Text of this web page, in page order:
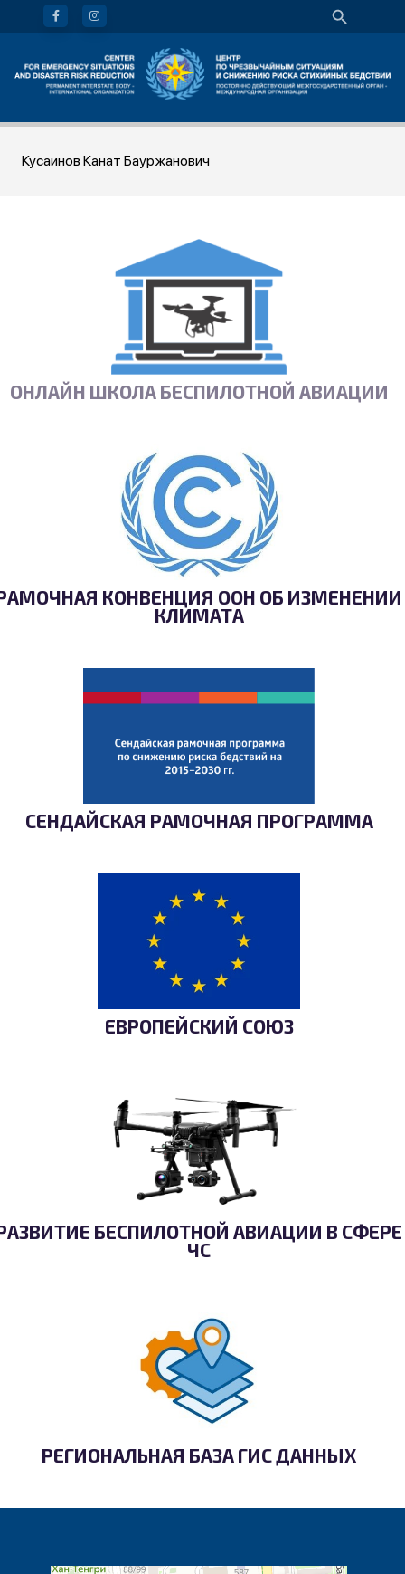
Кусаинов Канат Бауржанович
ОНЛАЙН ШКОЛА БЕСПИЛОТНОЙ АВИАЦИИ
КОНВЕНЦИЯ ООН ОБ ИЗМЕНЕНИИ
КЛИМАТА
СЕНДАЙСКАЯ РАМОЧНАЯ ПРОГРАММА
ЕВРОПЕЙСКИЙ СОЮЗ
БЕСПИЛОТНОЙ АВИАЦИИ В СФЕРЕ
ЧС
РЕГИОНАЛЬНАЯ БАЗА ГИС ДАННЫХ